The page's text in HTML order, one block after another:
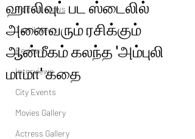
Political News
Tamil News
Reviews
Interviews
City Events
Movies Gallery
Actress Gallery
ஹாலிவுட் பட ஸ்டைலில்
அனைவரும் ரசிக்கும்
ஆன்மீகம் கலந்த 'அம்புலி
மாமா' கதை